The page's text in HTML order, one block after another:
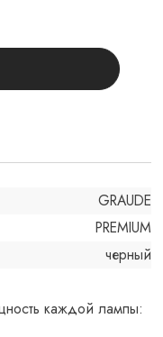
GRAUDE
PREMIUM
черный
каждой лампы: